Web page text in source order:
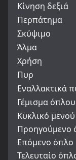
Κίνηση δεξιά
Περπάτημα
Σκύψιμο
Άλμα
Χρήση
Πυρ
Εναλλακτικά
Γέμισμα όπλου
Κυκλικό
Προηγούμενο
Επόμενο όπλο
Τελευταίο